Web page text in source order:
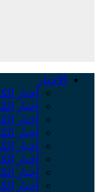
الأخبار
أخبار
أخبار
أخبار
أخبار
أخبار
أخبار
أخبار
أخبار